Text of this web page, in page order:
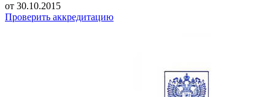
от 30.10.2015
Проверить аккредитацию